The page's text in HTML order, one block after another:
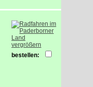
vergrößern
bestellen: